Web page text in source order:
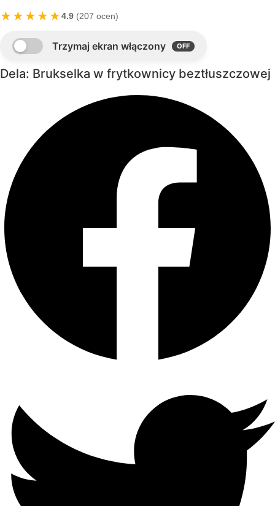
★★★★★4.9 (207 ocen)
Dela: Brukselka w frytkownicy beztłuszczowej